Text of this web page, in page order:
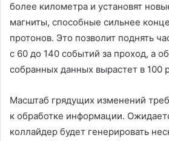
более километра и установят
магниты, способные сильнее
протонов. Это позволит поднять
с 60 до 140 событий за проход, а
собранных данных вырастет в 100
Масштаб грядущих изменений
к обработке информации.
коллайдер будет генерировать